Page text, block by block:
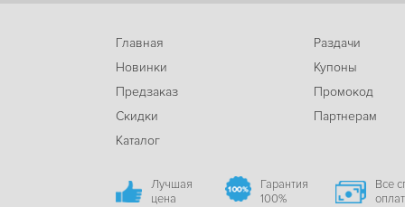
Главная
Новинки
Предзаказ
Скидки
Каталог
Раздачи
Купоны
Промокод
Партнерам
Лучшая
цена
Гарантия
100%
Все